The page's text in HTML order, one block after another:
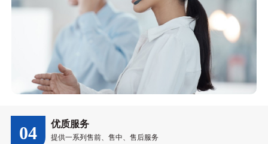
04 优质服务
提供一系列售前、售中、售后服务